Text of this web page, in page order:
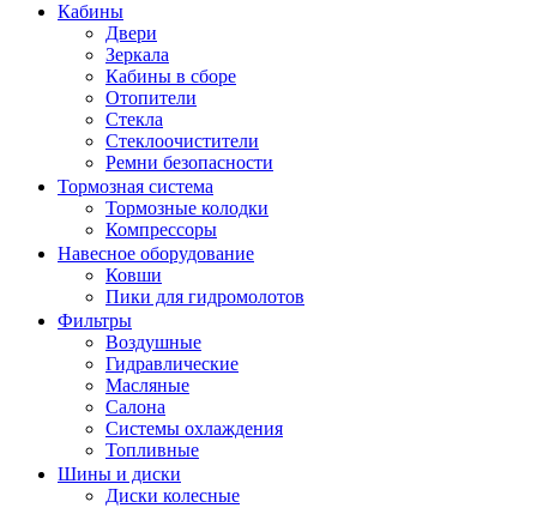
Кабины
Двери
Зеркала
Кабины в сборе
Отопители
Стекла
Стеклоочистители
Ремни безопасности
Тормозная система
Тормозные колодки
Компрессоры
Навесное оборудование
Ковши
Пики для гидромолотов
Фильтры
Воздушные
Гидравлические
Масляные
Салона
Системы охлаждения
Топливные
Шины и диски
Диски колесные